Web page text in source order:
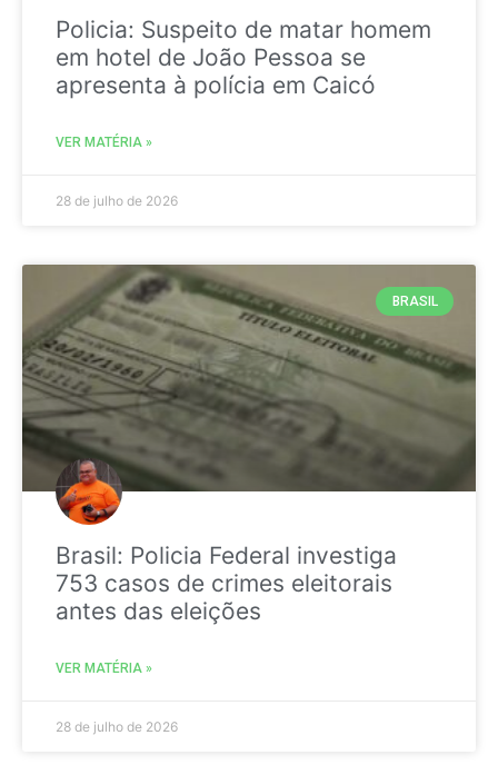
Policia: Suspeito de matar homem
em hotel de João Pessoa se
apresenta à polícia em Caicó
VER MATÉRIA »
28 de julho de 2026
BRASIL
Brasil: Policia Federal investiga
753 casos de crimes eleitorais
antes das eleições
VER MATÉRIA »
28 de julho de 2026